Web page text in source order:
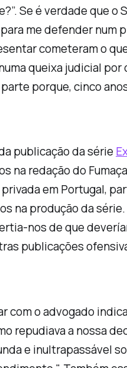
Se é verdade que
me defender num
cometeram o
queixa judicial
porque, cinco
publicação da série
na redação do
em Portugal,
na produção da
nos de que
publicações
com o advogado
repudiava a nossa
e inultrapassável